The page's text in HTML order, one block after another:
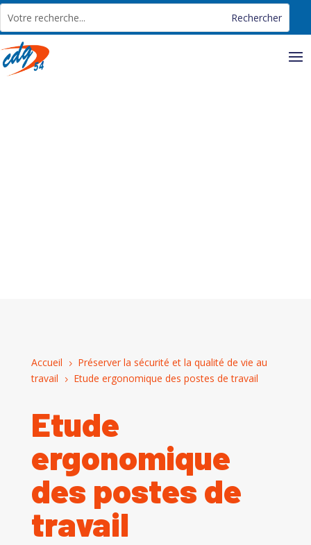
Accueil 5
Préserver la sécurité et la qualité de vie au
travail
5 Etude ergonomique des postes de travail
Etude
ergonomique
des postes de
travail
Panneau de gestion des cookies